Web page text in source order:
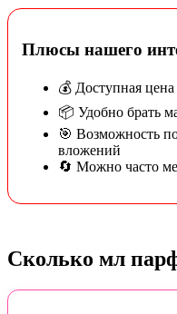
Плюсы нашего
💰 Доступная цена
📦 Удобно брать
🎯 Возможность
вложений
🔄 Можно часто
Сколько мл